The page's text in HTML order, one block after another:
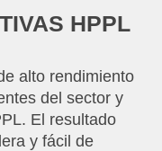
HPPL
alto rendimiento
del sector y
El resultado
y fácil de